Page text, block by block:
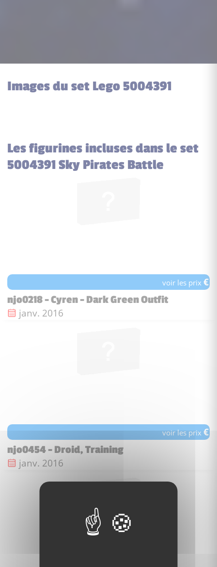
Images du set Lego 5004391
Les figurines incluses dans le set
5004391 Sky Pirates Battle
voir les prix€
njo0218 - Cyren - Dark Green Outfit
Date de sortie :
janv. 2016
voir les prix €
njo0454 - Droid, Training
Date de sortie :
janv. 2016